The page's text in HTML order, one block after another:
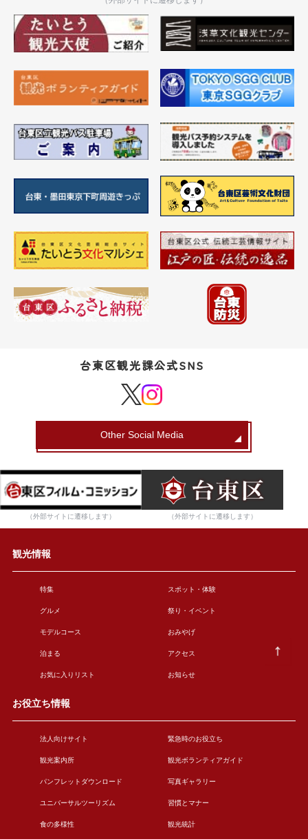
台東区観光課公式SNS
Other Social Media
（外部サイトに遷移します） （外部サイトに遷移します）
観光情報
特集 スポット・体験
グルメ 祭り・イベント
モデルコース おみやげ
泊まる アクセス
お気に入りリスト お知らせ
お役立ち情報
法人向けサイト 緊急時のお役立ち
観光案内所 観光ボランティアガイド
パンフレットダウンロード 写真ギャラリー
ユニバーサルツーリズム 習慣とマナー
食の多様性 観光統計